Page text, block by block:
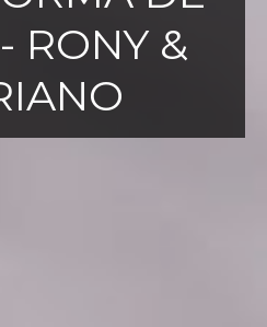
RONY &